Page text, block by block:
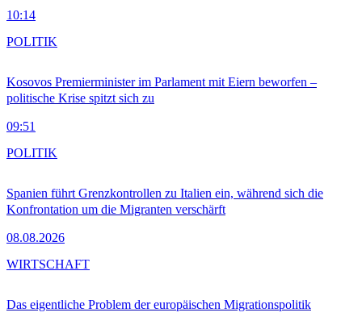
10:14
Kosovos Premierminister im Parlament mit Eiern beworfen –
politische Krise spitzt sich zu
09:51
POLITIK
Spanien führt Grenzkontrollen zu Italien ein, während sich die
Konfrontation um die Migranten verschärft
08.08.2026
POLITIK
Das eigentliche Problem der europäischen Migrationspolitik
WIRTSCHAFT